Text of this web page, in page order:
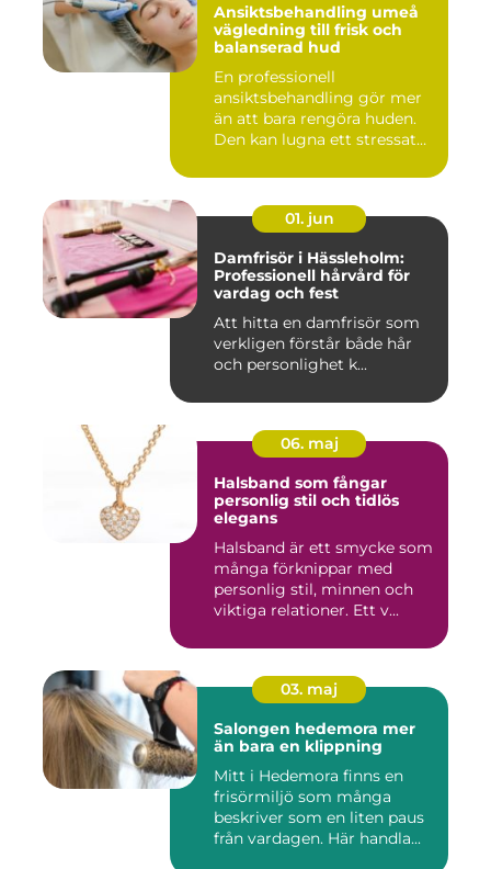
Ansiktsbehandling umeå
vägledning till frisk och
balanserad hud
En professionell
ansiktsbehandling gör mer
än att bara rengöra huden.
Den kan lugna ett stressat
01. jun
Damfrisör i Hässleholm:
Professionell hårvård för
vardag och fest
Att hitta en damfrisör som
verkligen förstår både hår
och personlighet k...
06. maj
Halsband som fångar
personlig stil och tidlös
elegans
Halsband är ett smycke som
många förknippar med
personlig stil, minnen och
viktiga relationer. Ett v...
03. maj
Salongen hedemora mer
än bara en klippning
Mitt i Hedemora finns en
frisörmiljö som många
beskriver som en liten paus
från vardagen. Här handla...